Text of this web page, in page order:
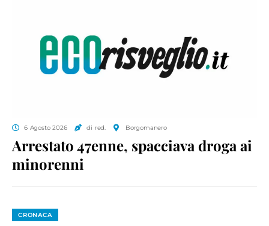
6 Agosto 2026 di red. Borgomanero
Arrestato 47enne, spacciava droga ai
minorenni
CRONACA